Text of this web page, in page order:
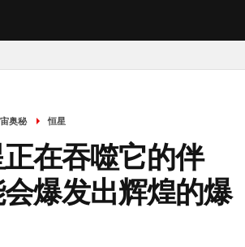
奥秘 恒星
在吞噬它的伴
爆发出辉煌的爆